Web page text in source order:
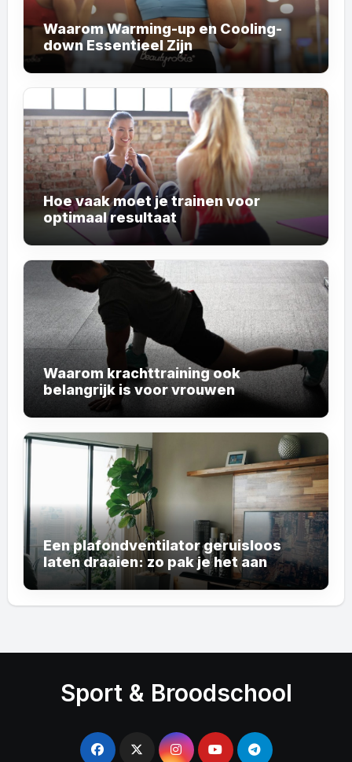
Waarom Warming-up en Cooling-
down Essentieel Zijn
Hoe vaak moet je trainen voor
optimaal resultaat
Waarom krachttraining ook
belangrijk is voor vrouwen
Een plafondventilator geruisloos
laten draaien: zo pak je het aan
Sport & Broodschool